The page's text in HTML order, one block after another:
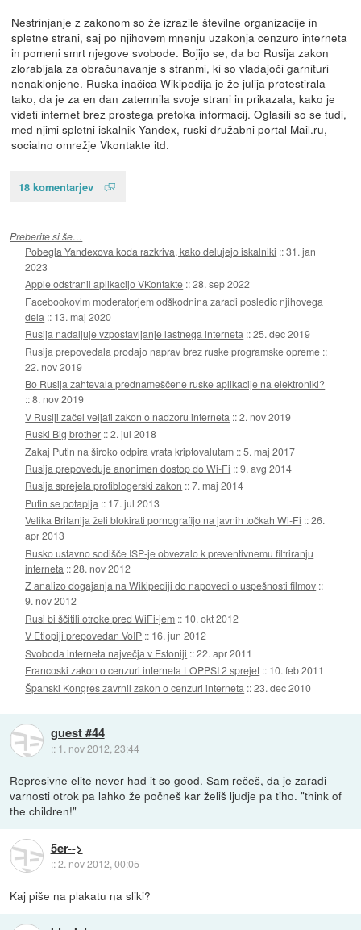
Nestrinjanje z zakonom so že izrazile številne organizacije in
spletne strani, saj po njihovem mnenju uzakonja cenzuro interneta
in pomeni smrt njegove svobode. Bojijo se, da bo Rusija zakon
zlorabljala za obračunavanje s stranmi, ki so vladajoči garnituri
nenaklonjene. Ruska inačica Wikipedija je že julija protestirala
tako, da je za en dan zatemnila svoje strani in prikazala, kako je
videti internet brez prostega pretoka informacij. Oglasili so se tudi,
med njimi spletni iskalnik Yandex, ruski družabni portal Mail.ru,
socialno omrežje Vkontakte itd.
18 komentarjev
Preberite si še…
Pobegla Yandexova koda razkriva, kako delujejo iskalniki ::31. jan
2023
Apple odstranil aplikacijo VKontakte ::28. sep 2022
Facebookovim moderatorjem odškodnina zaradi posledic njihovega
dela :: 13. maj 2020
Rusija nadaljuje vzpostavljanje lastnega interneta ::25. dec 2019
Rusija prepovedala prodajo naprav brez ruske programske opreme ::
22. nov 2019
Bo Rusija zahtevala prednameščene ruske aplikacije na elektroniki?
::8. nov 2019
V Rusiji začel veljati zakon o nadzoru interneta ::2. nov 2019
Ruski Big brother ::2. jul 2018
Zakaj Putin na široko odpira vrata kriptovalutam ::5. maj 2017
Rusija prepoveduje anonimen dostop do Wi-Fi ::9. avg 2014
Rusija sprejela protiblogerski zakon ::7. maj 2014
Putin se potaplja :: 17. jul 2013
Velika Britanija želi blokirati pornografijo na javnih točkah Wi-Fi ::26.
apr 2013
Rusko ustavno sodišče ISP-je obvezalo k preventivnemu filtriranju
interneta ::28. nov 2012
Z analizo dogajanja na Wikipediji do napovedi o uspešnosti filmov ::
9. nov 2012
Rusi bi ščitili otroke pred WiFi-jem :: 10. okt 2012
V Etiopiji prepovedan VoIP :: 16. jun 2012
Svoboda interneta največja v Estoniji ::22. apr 2011
Francoski zakon o cenzuri interneta LOPPSI 2 sprejet :: 10. feb 2011
Španski Kongres zavrnil zakon o cenzuri interneta ::23. dec 2010
guest #44
:: 1. nov 2012, 23:44
Represivne elite never had it so good. Sam rečeš, da je zaradi
varnosti otrok pa lahko že počneš kar želiš ljudje pa tiho. "think of
the children!"
5er-->
::2. nov 2012, 00:05
Kaj piše na plakatu na sliki?